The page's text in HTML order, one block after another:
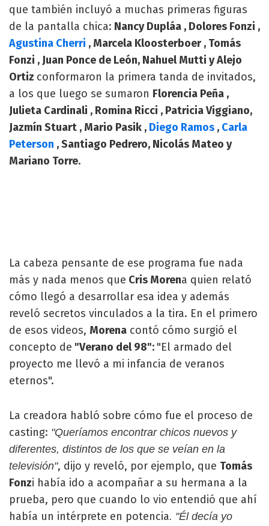
que también incluyó a muchas primeras figuras
de la pantalla chica: Nancy Dupláa , Dolores Fonzi ,
Agustina Cherri , Marcela Kloosterboer , Tomás
Fonzi , Juan Ponce de León, Nahuel Mutti y Alejo
Ortiz conformaron la primera tanda de invitados,
a los que luego se sumaron Florencia Peña ,
Julieta Cardinali , Romina Ricci , Patricia Viggiano,
Jazmín Stuart , Mario Pasik , Diego Ramos , Carla
Peterson , Santiago Pedrero, Nicolás Mateo y
Mariano Torre.
La cabeza pensante de ese programa fue nada
más y nada menos que Cris Morena quien relató
cómo llegó a desarrollar esa idea y además
reveló secretos vinculados a la tira. En el primero
de esos videos, Morena contó cómo surgió el
concepto de "Verano del 98": "El armado del
proyecto me llevó a mi infancia de veranos
eternos".
La creadora habló sobre cómo fue el proceso de
casting: "Queríamos encontrar chicos nuevos y
diferentes, distintos de los que se veían en la
televisión", dijo y reveló, por ejemplo, que Tomás
Fonzi había ido a acompañar a su hermana a la
prueba, pero que cuando lo vio entendió que ahí
había un intérprete en potencia. "Él decía yo